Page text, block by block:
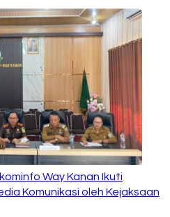
Way Kanan Ikuti
Komunikasi oleh Kejaksaan